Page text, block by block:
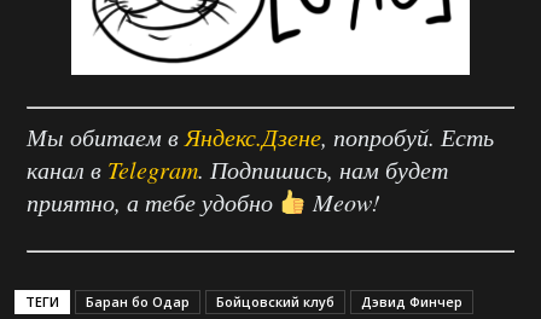
Мы обитаем в Яндекс.Дзене, попробуй. Есть
канал в Telegram. Подпишись, нам будет
приятно, а тебе удобно
Meow!
ТЕГИ Баран бо Одар Бойцовский клуб
Дэвид Финчер